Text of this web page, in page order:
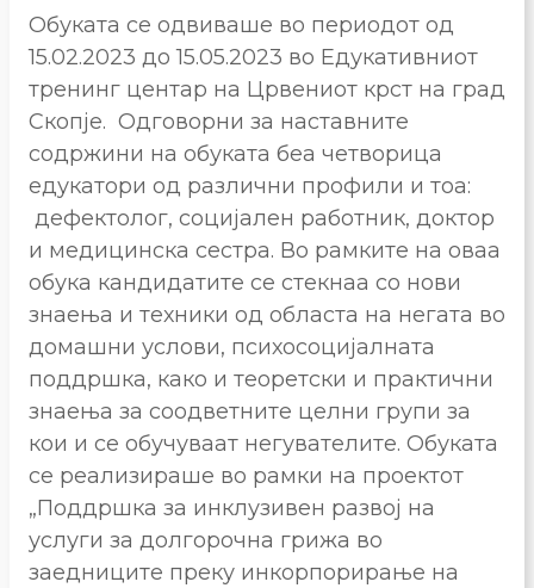
Обуката се одвиваше во периодот од
15.02.2023 до 15.05.2023 во Едукативниот
тренинг центар на Црвениот крст на град
Скопје. Одговорни за наставните
содржини на обуката беа четворица
едукатори од различни профили и тоа:
дефектолог, социјален работник, доктор
и медицинска сестра. Во рамките на оваа
обука кандидатите се стекнаа со нови
знаења и техники од областа на негата во
домашни услови, психосоцијалната
поддршка, како и теоретски и практични
знаења за соодветните целни групи за
кои и се обучуваат негувателите. Обуката
се реализираше во рамки на проектот
„Поддршка за инклузивен развој на
услуги за долгорочна грижа во
заедниците преку инкорпорирање на